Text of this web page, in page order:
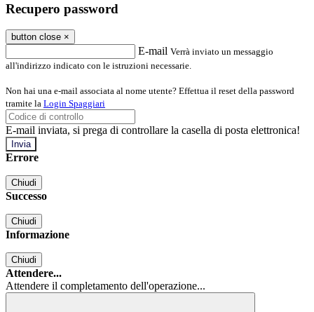
Recupero password
button close ×
E-mail Verrà inviato un messaggio
all'indirizzo indicato con le istruzioni necessarie.
Non hai una e-mail associata al nome utente? Effettua il reset della password
tramite la Login Spaggiari
E-mail inviata, si prega di controllare la casella di posta elettronica!
Errore
Chiudi
Successo
Chiudi
Informazione
Chiudi
Attendere...
Attendere il completamento dell'operazione...